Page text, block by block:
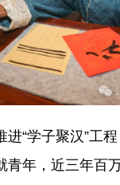
“学子聚汉”工程
青年，近三年百